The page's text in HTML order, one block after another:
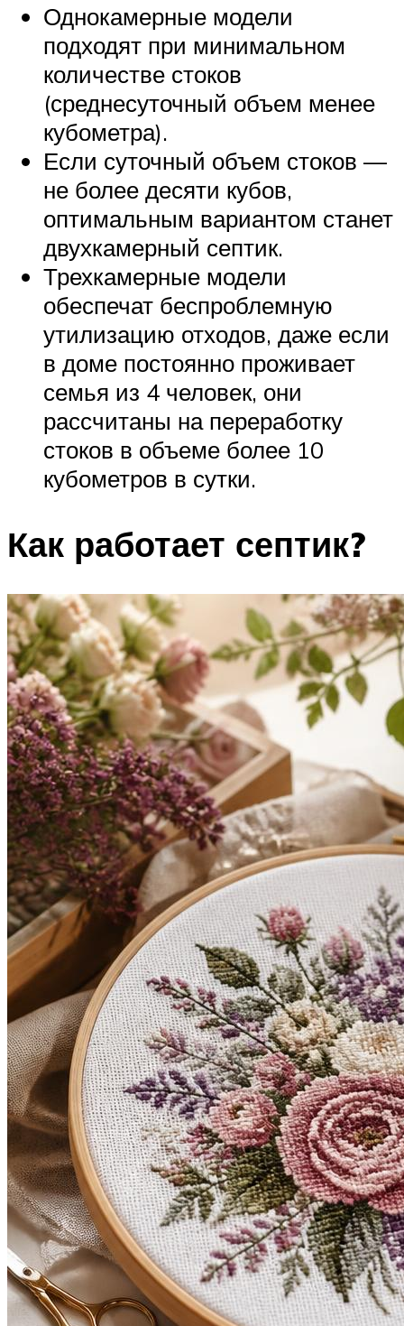
Однокамерные модели
подходят при минимальном
количестве стоков
(среднесуточный объем менее
кубометра).
Если суточный объем стоков —
не более десяти кубов,
оптимальным вариантом станет
двухкамерный септик.
Трехкамерные модели
обеспечат беспроблемную
утилизацию отходов, даже если
в доме постоянно проживает
семья из 4 человек, они
рассчитаны на переработку
стоков в объеме более 10
кубометров в сутки.
Как работает септик?